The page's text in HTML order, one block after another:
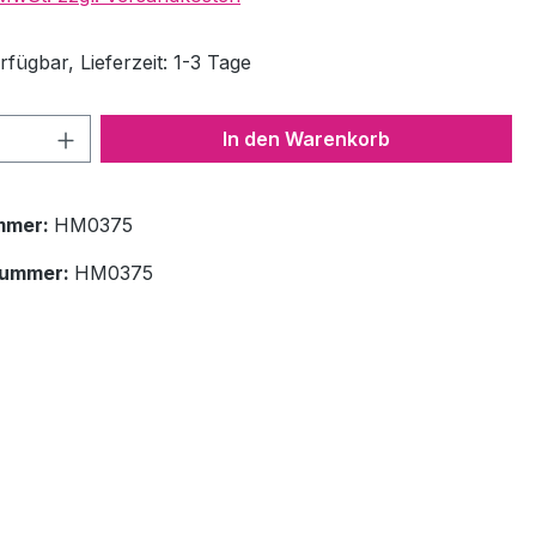
Lieferzeit: 1-3 Tage
Anzahl: Gib den gewünschten Wert
In den Warenkorb
HM0375
HM0375